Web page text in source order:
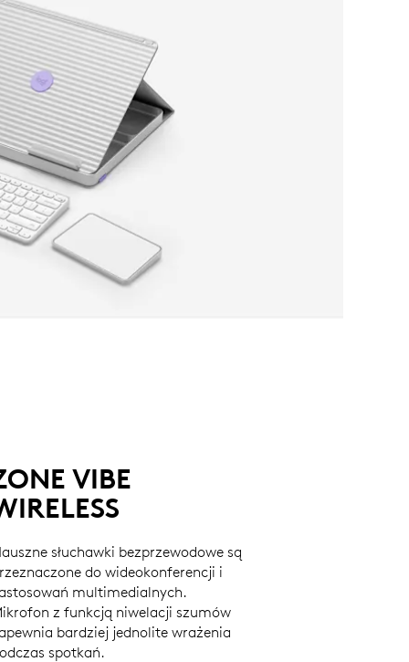
VIBE
słuchawki bezprzewodowe są
do wideokonferencji i
multimedialnych.
z funkcją niwelacji szumów
bardziej jednolite wrażenia
spotkań.